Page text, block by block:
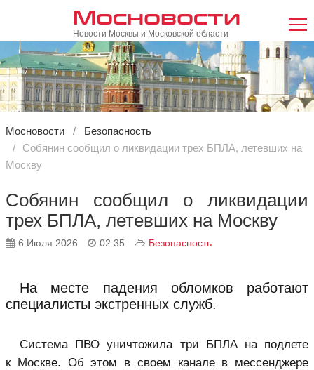
Мосновости
Новости Москвы и Московской области
Мосновости
Безопасность
Собянин сообщил о ликвидации трех БПЛА, летевших на
Москву
Собянин сообщил о ликвидации
трех БПЛА, летевших на Москву
6 Июля 2026 02:35 Безопасность
На месте падения обломков работают
специалисты экстренных служб.
Система ПВО уничтожила три БПЛА на подлете
к Москве. Об этом в своем канале в мессенджере